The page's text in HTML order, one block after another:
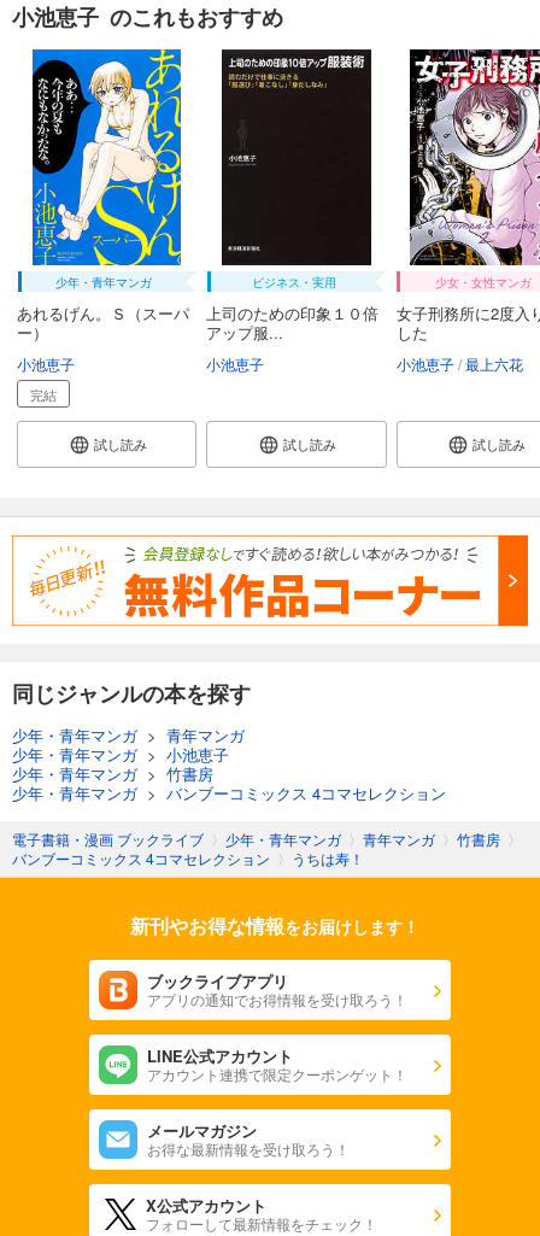
小池恵子 のこれもおすすめ
少年・青年マンガ
あれるげん。Ｓ（スーパ
ー）
小池恵子
完結
試し読み
ビジネス・実用
上司のための印象１０倍
アップ服...
小池恵子
試し読み
少女・女性マンガ
女子刑務所に2度入
した
小池恵子 最上六花
試し読み
同じジャンルの本を探す
少年・青年マンガ> 青年マンガ
少年・青年マンガ> 小池恵子
少年・青年マンガ> 竹書房
少年・青年マンガ> バンブーコミックス 4コマセレクション
電子書籍・漫画 ブックライブ 〉 少年・青年マンガ 〉 青年マンガ 〉 竹書房 〉
バンブーコミックス 4コマセレクション 〉 うちは寿！
新刊やお得な情報をお届けします！
ブックライブアプリ
アプリの通知でお得情報を受け取ろう！
LINE公式アカウント
アカウント連携で限定クーポンゲット！
メールマガジン
お得な最新情報を受け取ろう！
X公式アカウント
フォローして最新情報をチェック！